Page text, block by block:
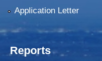
Application Letter
Reports